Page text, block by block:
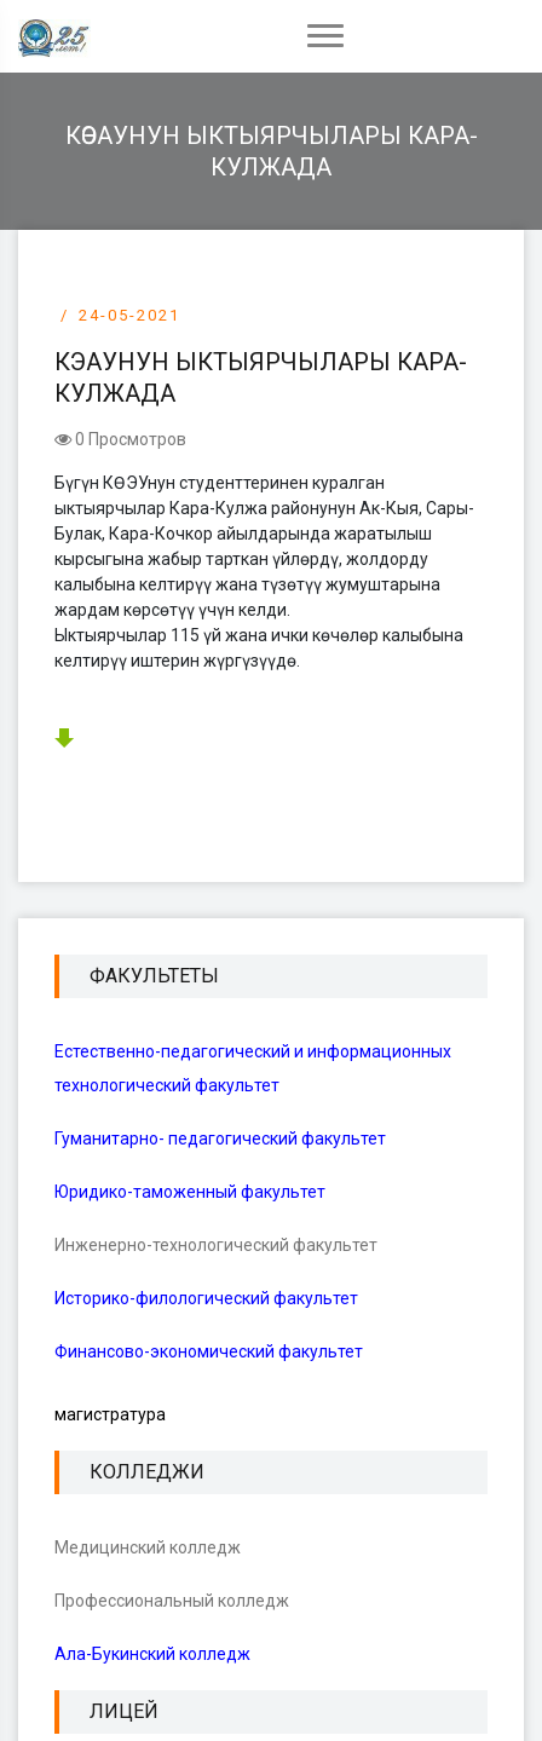
КӨЭАУНУН ЫКТЫЯРЧЫЛАРЫ КАРА-
КУЛЖАДА
24-05-2021
КӨЭАУНУН ЫКТЫЯРЧЫЛАРЫ КАРА-
КУЛЖАДА
0 Просмотров
Бүгүн КӨЭУнун студенттеринен куралган
ыктыярчылар Кара-Кулжа районунун Ак-Кыя, Сары-
Булак, Кара-Кочкор айылдарында жаратылыш
кырсыгына жабыр тарткан үйлөрдү, жолдорду
калыбына келтирүү жана түзөтүү жумуштарына
жардам көрсөтүү үчүн келди.
Ыктыярчылар 115 үй жана ички көчөлөр калыбына
келтирүү иштерин жүргүзүүдө.
ФАКУЛЬТЕТЫ
Естественно-педагогический и информационных
технологический факультет
Гуманитарно- педагогический факультет
Юридико-таможенный факультет
Инженерно-технологический факультет
Историко-филологический факультет
Финансово-экономический факультет
магистратура
КОЛЛЕДЖИ
Медицинский колледж
Профессиональный колледж
Ала-Букинский колледж
ЛИЦЕЙ